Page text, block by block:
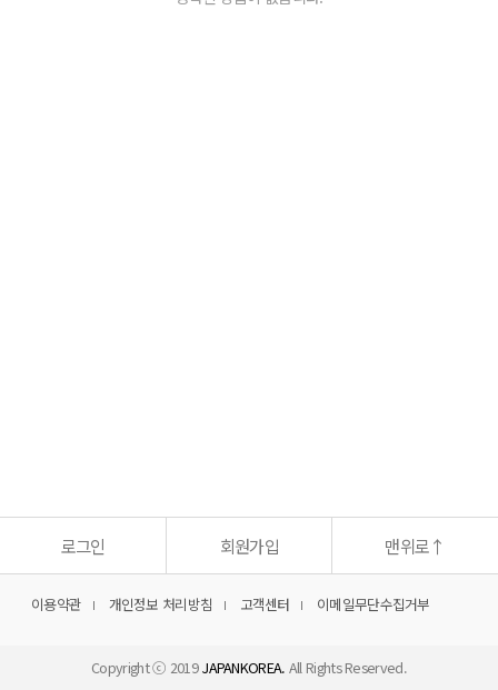
로그인 회원가입 맨위로↑
이용약관 개인정보 처리방침 고객센터 이메일무단수집거부
Copyright ⓒ 2019JAPANKOREA. All Rights Reserved.